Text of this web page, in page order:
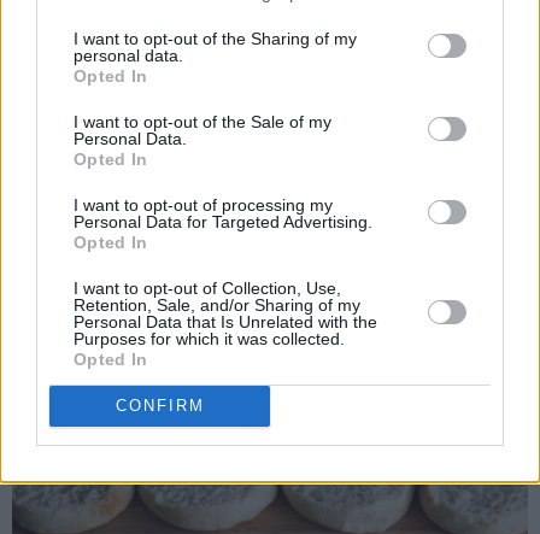
I want to opt-out of the Sharing of my
personal data.
Opted In
I want to opt-out of the Sale of my
Personal Data.
Opted In
I want to opt-out of processing my
Personal Data for Targeted Advertising.
Opted In
I want to opt-out of Collection, Use,
Retention, Sale, and/or Sharing of my
Personal Data that Is Unrelated with the
Purposes for which it was collected.
Opted In
CONFIRM
Pisk krem og vaniljesukker til tykk fløtekrem.
Skjær av lokket på bollene.